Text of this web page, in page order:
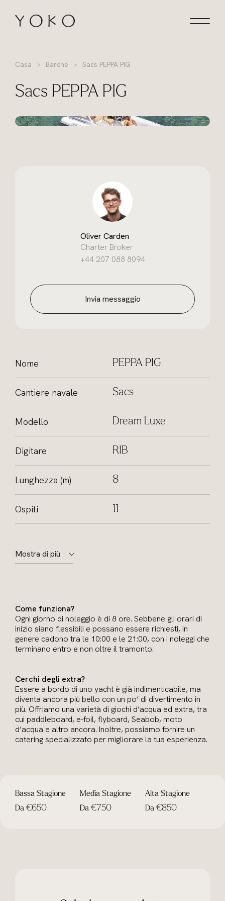
Homepage
Casa Barche Sacs PEPPA PIG
Sacs PEPPA PIG
Oliver Carden
Charter Broker
+44 207 088 8094
Invia messaggio
Nome PEPPA PIG
Cantiere navale Sacs
Modello Dream Luxe
Digitare RIB
Lunghezza (m) 8
Ospiti 11
Mostra di più
Come funziona?
Ogni giorno di noleggio è di 8 ore. Sebbene gli orari di
inizio siano flessibili e possano essere richiesti, in
genere cadono tra le 10:00 e le 21:00, con i noleggi che
terminano entro e non oltre il tramonto.
Cerchi degli extra?
Essere a bordo di uno yacht è già indimenticabile, ma
diventa ancora più bello con un po’ di divertimento in
più. Offriamo una varietà di giochi d’acqua ed extra, tra
cui paddleboard, e-foil, flyboard, Seabob, moto
d’acqua e altro ancora. Inoltre, possiamo fornire un
catering specializzato per migliorare la tua esperienza.
Bassa Stagione
Da €650
Media Stagione
Da €750
Alta Stagione
Da€850